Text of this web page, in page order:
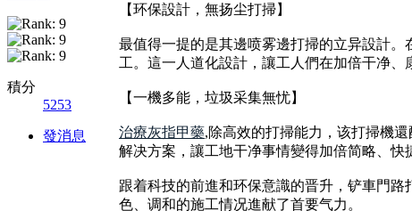
積分
5253
發消息
【环保設計，無扬尘打掃】
最值得一提的是其邊喷雾邊打掃的立异設計
工。這一人道化設計，讓工人們在加倍干净、
【一機多能，垃圾采集無忧】
治療灰指甲藥,除高效的打掃能力，该打掃機
解决方案，讓工地干净事情變得加倍简略、快
跟着科技的前進和环保意識的晋升，铲車門
色、调和的施工情况進献了首要气力。